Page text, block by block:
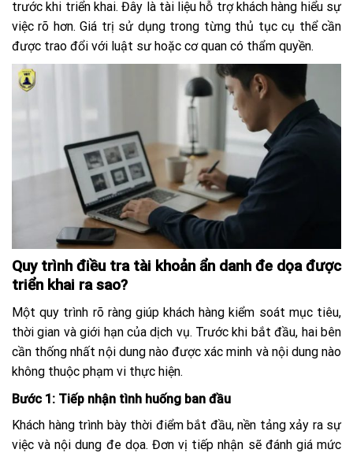
trước khi triển khai. Đây là tài liệu hỗ trợ khách hàng hiểu sự
việc rõ hơn. Giá trị sử dụng trong từng thủ tục cụ thể cần
được trao đổi với luật sư hoặc cơ quan có thẩm quyền.
Quy trình điều tra tài khoản ẩn danh đe dọa được
triển khai ra sao?
Một quy trình rõ ràng giúp khách hàng kiểm soát mục tiêu,
thời gian và giới hạn của dịch vụ. Trước khi bắt đầu, hai bên
cần thống nhất nội dung nào được xác minh và nội dung nào
không thuộc phạm vi thực hiện.
Bước 1: Tiếp nhận tình huống ban đầu
Khách hàng trình bày thời điểm bắt đầu, nền tảng xảy ra sự
việc và nội dung đe dọa. Đơn vị tiếp nhận sẽ đánh giá mức